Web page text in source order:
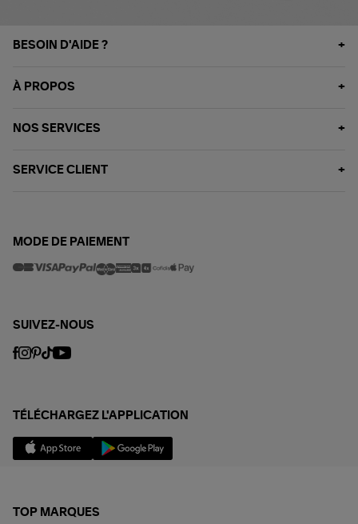
BESOIN D'AIDE ?
À PROPOS
NOS SERVICES
SERVICE CLIENT
MODE DE PAIEMENT
SUIVEZ-NOUS
TÉLÉCHARGEZ L'APPLICATION
TOP MARQUES